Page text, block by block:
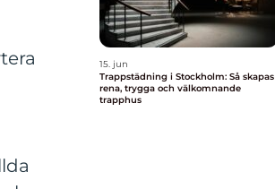
15. jun
Trappstädning i Stockholm: Så skapas
rena, trygga och välkomnande
trapphus